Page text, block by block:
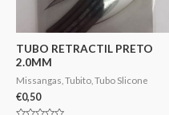
TUBO RETRACTIL PRETO
2.0MM
Missangas, Tubito, Tubo Slicone
€0,50